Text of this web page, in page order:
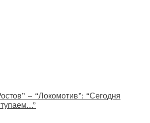
– “Локомотив”: “Сегодня